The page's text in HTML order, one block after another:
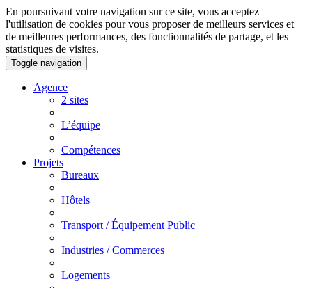
En poursuivant votre navigation sur ce site, vous acceptez
l'utilisation de cookies pour vous proposer de meilleurs services et
de meilleures performances, des fonctionnalités de partage, et les
statistiques de visites.
Toggle navigation
Agence
2 sites
L’équipe
Compétences
Projets
Bureaux
Hôtels
Transport / Équipement Public
Industries / Commerces
Logements